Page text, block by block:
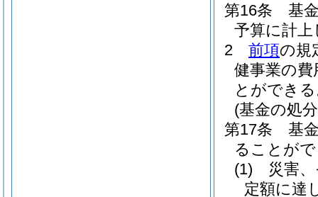
第16条
基
予算に計
2
前項の規
健事業の
とができ
(基金の処
第17条
基
ることが
(1)
災害
定額に達